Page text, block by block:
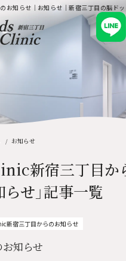
お知らせ｜お知らせ｜新宿三丁目の脳ド
お知らせ
新宿三丁目か
らせ」記事一覧
新宿三丁目からのお知らせ
知らせ
案内
いて
ついて
いて
検診